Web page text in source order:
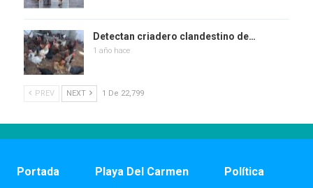
Detectan criadero clandestino de…
1 año hace
PREV NEXT 1 De 22,799
Portada Playa Del Carmen Política